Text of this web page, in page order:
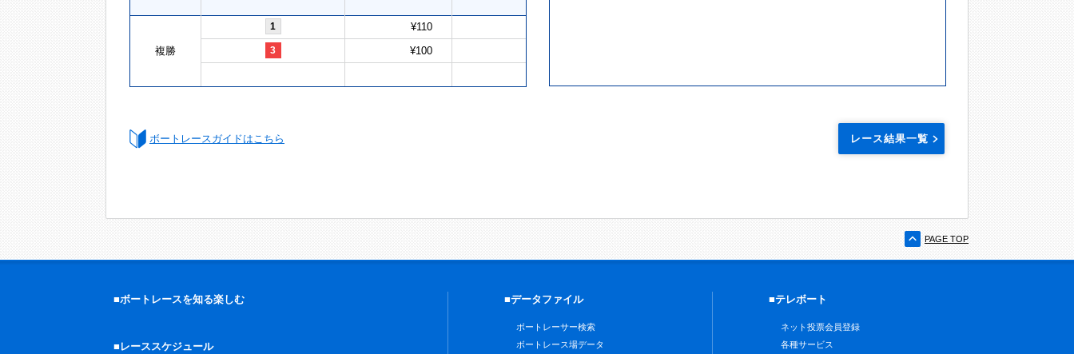
複勝
1 ¥110
3 ¥100
ボートレースガイドはこちら レース結果一覧
PAGE TOP
■ボートレースを知る楽しむ
■レーススケジュール
■データファイル
ボートレーサー検索
ボートレース場データ
■テレボート
ネット投票会員登録
各種サービス